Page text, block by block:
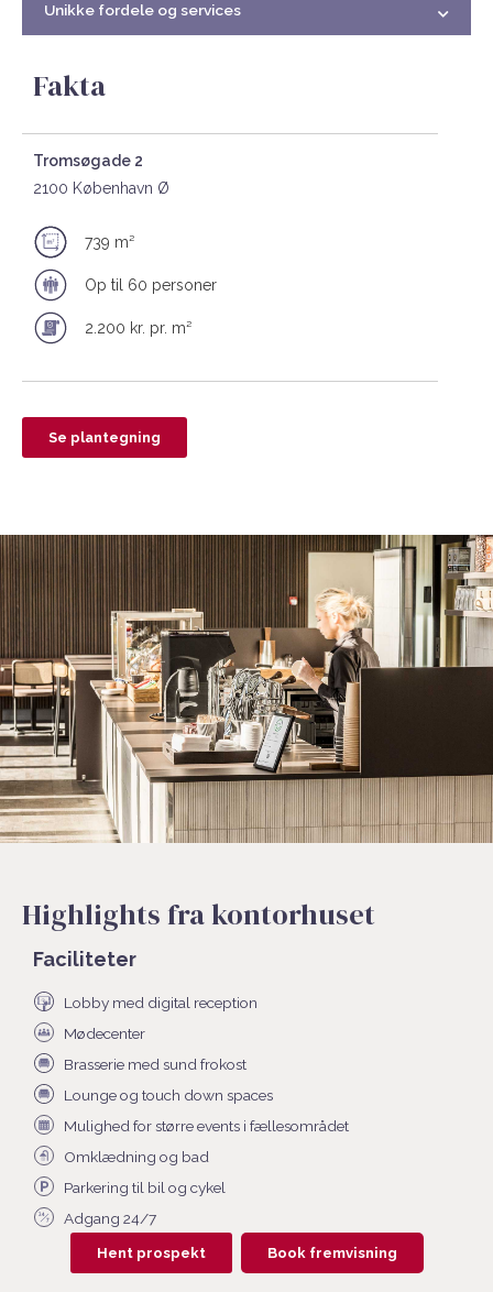
Unikke fordele og services
Fakta
Tromsøgade 2
2100 København Ø
739 m²
Op til 60 personer
2.200 kr. pr. m²
Se plantegning
Highlights fra kontorhuset
Faciliteter
Lobby med digital reception
Mødecenter
Brasserie med sund frokost
Lounge og touch down spaces
Mulighed for større events i fællesområdet
Omklædning og bad
Parkering til bil og cykel
Adgang 24/7
Hent prospekt Book fremvisning